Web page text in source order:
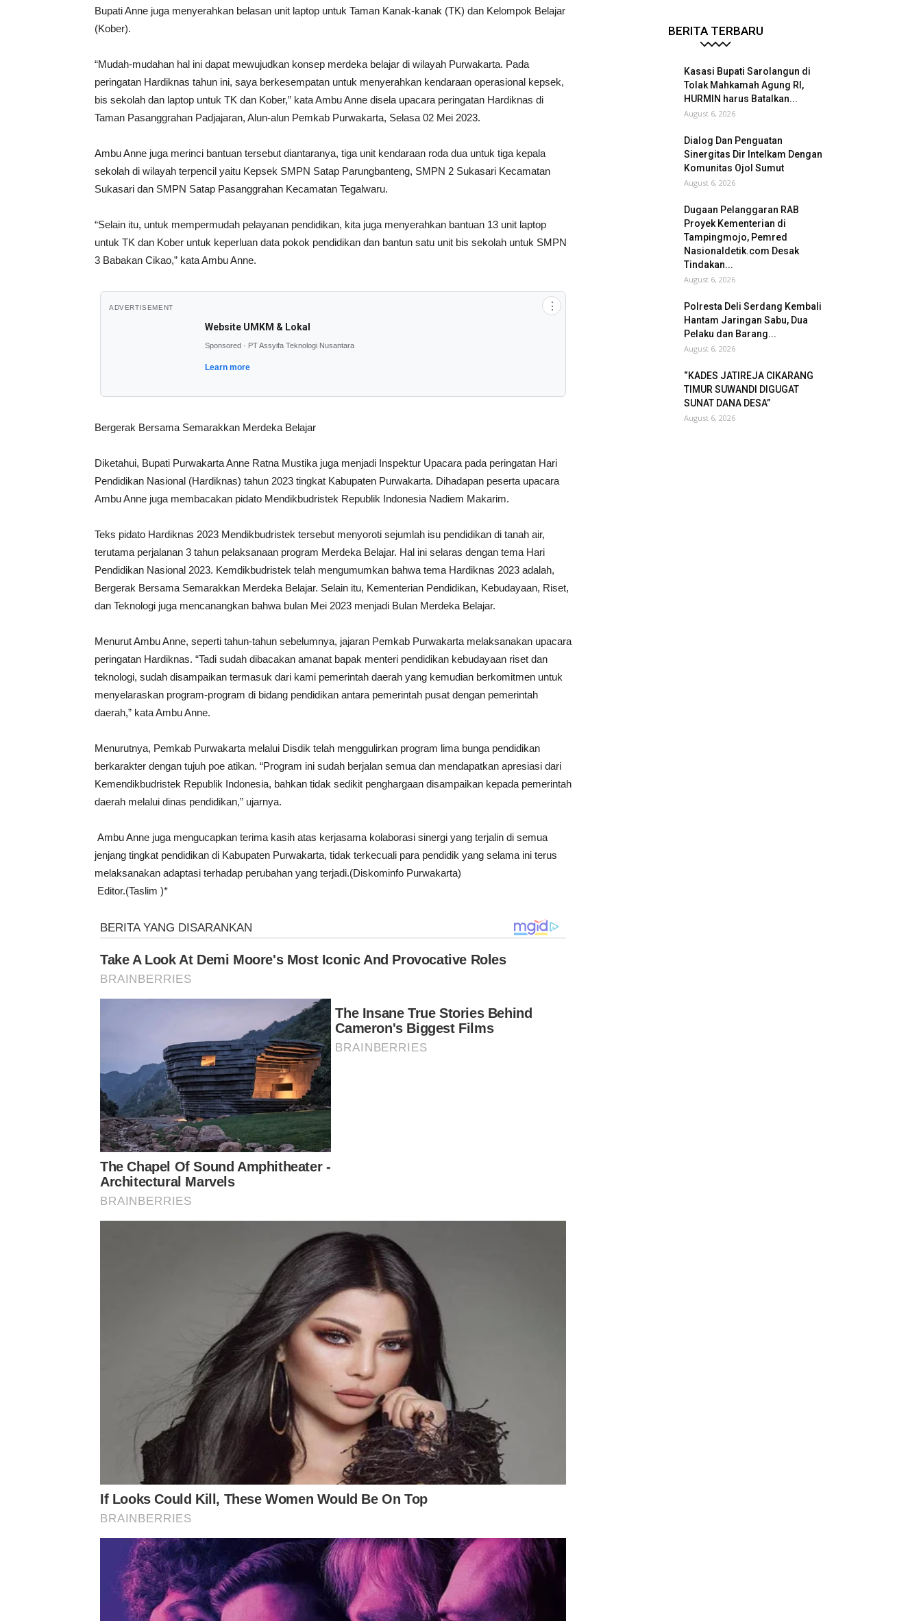
Bupati Anne juga menyerahkan belasan unit laptop untuk Taman Kanak-kanak (TK) dan Kelompok Belajar
(Kober).
“Mudah-mudahan hal ini dapat mewujudkan konsep merdeka belajar di wilayah Purwakarta. Pada
peringatan Hardiknas tahun ini, saya berkesempatan untuk menyerahkan kendaraan operasional kepsek,
bis sekolah dan laptop untuk TK dan Kober,” kata Ambu Anne disela upacara peringatan Hardiknas di
Taman Pasanggrahan Padjajaran, Alun-alun Pemkab Purwakarta, Selasa 02 Mei 2023.
Ambu Anne juga merinci bantuan tersebut diantaranya, tiga unit kendaraan roda dua untuk tiga kepala
sekolah di wilayah terpencil yaitu Kepsek SMPN Satap Parungbanteng, SMPN 2 Sukasari Kecamatan
Sukasari dan SMPN Satap Pasanggrahan Kecamatan Tegalwaru.
“Selain itu, untuk mempermudah pelayanan pendidikan, kita juga menyerahkan bantuan 13 unit laptop
untuk TK dan Kober untuk keperluan data pokok pendidikan dan bantun satu unit bis sekolah untuk SMPN
3 Babakan Cikao,” kata Ambu Anne.
ADVERTISEMENT ⋮
Website UMKM & Lokal
Sponsored · PT Assyifa Teknologi Nusantara
Learn more
Bergerak Bersama Semarakkan Merdeka Belajar
Diketahui, Bupati Purwakarta Anne Ratna Mustika juga menjadi Inspektur Upacara pada peringatan Hari
Pendidikan Nasional (Hardiknas) tahun 2023 tingkat Kabupaten Purwakarta. Dihadapan peserta upacara
Ambu Anne juga membacakan pidato Mendikbudristek Republik Indonesia Nadiem Makarim.
Teks pidato Hardiknas 2023 Mendikbudristek tersebut menyoroti sejumlah isu pendidikan di tanah air,
terutama perjalanan 3 tahun pelaksanaan program Merdeka Belajar. Hal ini selaras dengan tema Hari
Pendidikan Nasional 2023. Kemdikbudristek telah mengumumkan bahwa tema Hardiknas 2023 adalah,
Bergerak Bersama Semarakkan Merdeka Belajar. Selain itu, Kementerian Pendidikan, Kebudayaan, Riset,
dan Teknologi juga mencanangkan bahwa bulan Mei 2023 menjadi Bulan Merdeka Belajar.
Menurut Ambu Anne, seperti tahun-tahun sebelumnya, jajaran Pemkab Purwakarta melaksanakan upacara
peringatan Hardiknas. “Tadi sudah dibacakan amanat bapak menteri pendidikan kebudayaan riset dan
teknologi, sudah disampaikan termasuk dari kami pemerintah daerah yang kemudian berkomitmen untuk
menyelaraskan program-program di bidang pendidikan antara pemerintah pusat dengan pemerintah
daerah,” kata Ambu Anne.
Menurutnya, Pemkab Purwakarta melalui Disdik telah menggulirkan program lima bunga pendidikan
berkarakter dengan tujuh poe atikan. “Program ini sudah berjalan semua dan mendapatkan apresiasi dari
Kemendikbudristek Republik Indonesia, bahkan tidak sedikit penghargaan disampaikan kepada pemerintah
daerah melalui dinas pendidikan,” ujarnya.
Ambu Anne juga mengucapkan terima kasih atas kerjasama kolaborasi sinergi yang terjalin di semua
jenjang tingkat pendidikan di Kabupaten Purwakarta, tidak terkecuali para pendidik yang selama ini terus
melaksanakan adaptasi terhadap perubahan yang terjadi.(Diskominfo Purwakarta)
Editor.(Taslim )*
BERITA TERBARU
Kasasi Bupati Sarolangun di
Tolak Mahkamah Agung RI,
HURMIN harus Batalkan...
August 6, 2026
Dialog Dan Penguatan
Sinergitas Dir Intelkam Dengan
Komunitas Ojol Sumut
August 6, 2026
Dugaan Pelanggaran RAB
Proyek Kementerian di
Tampingmojo, Pemred
Nasionaldetik.com Desak
Tindakan...
August 6, 2026
Polresta Deli Serdang Kembali
Hantam Jaringan Sabu, Dua
Pelaku dan Barang...
August 6, 2026
“KADES JATIREJA CIKARANG
TIMUR SUWANDI DIGUGAT
SUNAT DANA DESA”
August 6, 2026